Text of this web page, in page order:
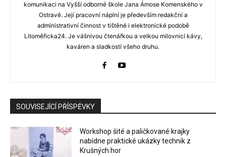
komunikaci na Vyšší odborné škole Jana Ámose Komenského v
Ostravě. Její pracovní náplní je především redakční a
administrativní činnost v tištěné i elektronické podobě
Litoměřicka24. Je vášnivou čtenářkou a velkou milovnicí kávy,
kaváren a sladkostí všeho druhu.
SOUVISEJÍCÍ PŘÍSPĚVKY
Workshop šité a paličkované krajky
nabídne praktické ukázky technik z
Krušných hor